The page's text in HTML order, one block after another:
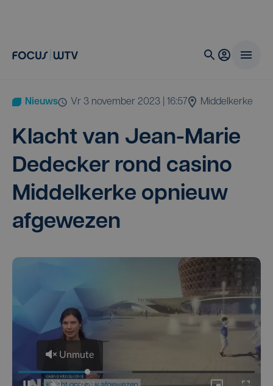
Nieuws vr 3 november 2023 | 16:57 Middelkerke
Klacht van Jean-Marie
Dedec­ker rond casi­no
Mid­del­ker­ke opnieuw
afgewezen